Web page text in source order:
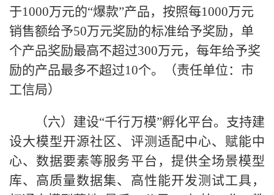
于1000万元的“爆款”产品，按照每1000万元
销售额给予50万元奖励的标准给予奖励，单
个产品奖励最高不超过300万元，每年给予奖
励的产品最多不超过10个。（责任单位：市
工信局）
（六）建设“千行万模”孵化平台。支持建
设大模型开源社区、评测适配中心、赋能中
心、数据要素等服务平台，提供全场景模型
库、高质量数据集、高性能开发测试工具，